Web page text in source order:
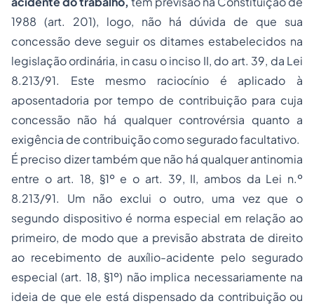
1988 (art. 201), logo, não há dúvida de que sua
concessão deve seguir os ditames estabelecidos na
legislação ordinária, in casu o inciso II, do art. 39, da Lei
8.213/91. Este mesmo raciocínio é aplicado à
aposentadoria por tempo de contribuição para cuja
concessão não há qualquer controvérsia quanto a
exigência de contribuição como segurado facultativo.
É preciso dizer também que não há qualquer antinomia
entre o art. 18, §1º e o art. 39, II, ambos da Lei n.º
8.213/91. Um não exclui o outro, uma vez que o
segundo dispositivo é norma especial em relação ao
primeiro, de modo que a previsão abstrata de direito
ao recebimento de auxílio-acidente pelo segurado
especial (art. 18, §1º) não implica necessariamente na
ideia de que ele está dispensado da contribuição ou